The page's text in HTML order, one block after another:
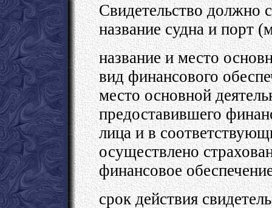
Свидетельство должно
название судна и порт
название и место
вид финансового
место основной
предоставившего
лица и в
осуществлено
финансовое
срок действия